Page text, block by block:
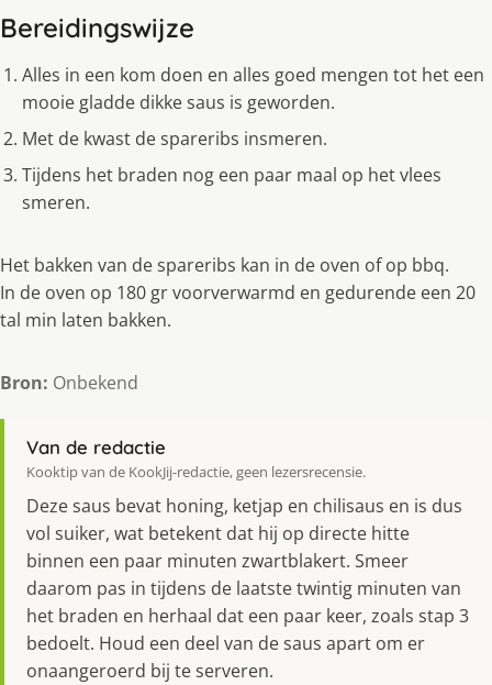
Bereidingswijze
Alles in een kom doen en alles goed mengen tot het een
mooie gladde dikke saus is geworden.
Met de kwast de spareribs insmeren.
Tijdens het braden nog een paar maal op het vlees
smeren.
Het bakken van de spareribs kan in de oven of op bbq.
In de oven op 180 gr voorverwarmd en gedurende een 20
tal min laten bakken.
Bron: Onbekend
Van de redactie
Kooktip van de KookJij-redactie, geen lezersrecensie.
Deze saus bevat honing, ketjap en chilisaus en is dus
vol suiker, wat betekent dat hij op directe hitte
binnen een paar minuten zwartblakert. Smeer
daarom pas in tijdens de laatste twintig minuten van
het braden en herhaal dat een paar keer, zoals stap 3
bedoelt. Houd een deel van de saus apart om er
onaangeroerd bij te serveren.